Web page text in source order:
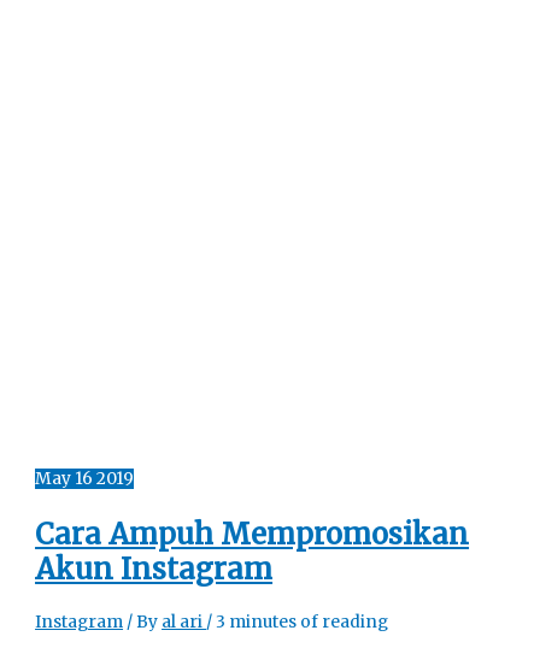
May 16 2019
Cara Ampuh Mempromosikan
Akun Instagram
Instagram / By al ari /3 minutes of reading